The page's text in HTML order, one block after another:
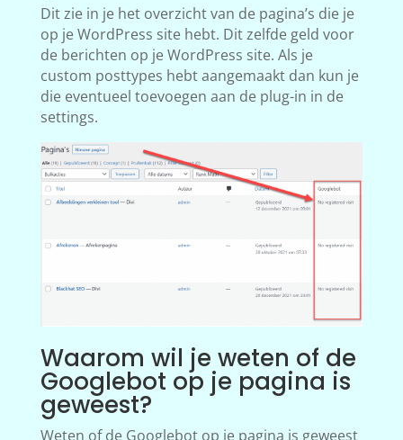
Dit zie in je het overzicht van de pagina’s die je
op je WordPress site hebt. Dit zelfde geld voor
de berichten op je WordPress site. Als je
custom posttypes hebt aangemaakt dan kun je
die eventueel toevoegen aan de plug-in in de
settings.
Waarom wil je weten of de
Googlebot op je pagina is
geweest?
Weten of de Googlebot op je pagina is geweest